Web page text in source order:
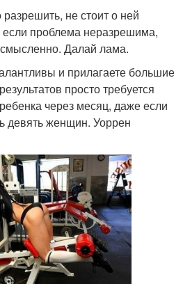
не стоит о ней
если проблема неразрешима,
Далай лама.
и прилагаете большие
просто требуется
через месяц, даже если
девять женщин. Уоррен